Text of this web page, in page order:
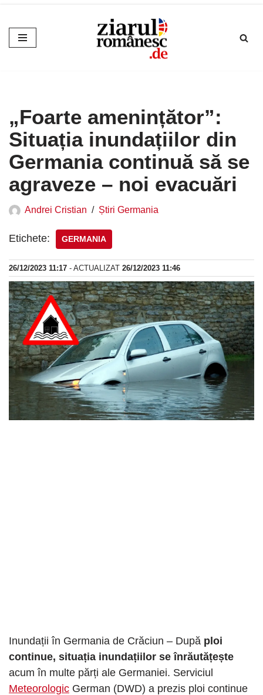
Sari
la
„Foarte amenințător”:
Situația inundațiilor din
Germania continuă să se
agraveze – noi evacuări
Andrei Cristian Știri Germania
Etichete: GERMANIA
26/12/2023 11:17 - ACTUALIZAT 26/12/2023 11:46
Inundații în Germania de Crăciun – După ploi
continue, situația inundațiilor se înrăutățește
acum în multe părți ale Germaniei. Serviciul
Meteorologic German (DWD) a prezis ploi continue